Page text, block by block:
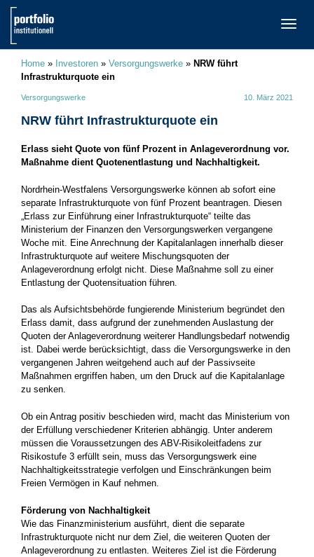
Home » Investoren » Versorgungswerke » NRW führt
Infrastrukturquote ein
Versorgungswerke 10. März 2021
NRW führt Infrastrukturquote ein
Erlass sieht Quote von fünf Prozent in Anlageverordnung vor.
Maßnahme dient Quotenentlastung und Nachhaltigkeit.
Nordrhein-Westfalens Versorgungswerke können ab sofort eine
separate Infrastrukturquote von fünf Prozent beantragen. Diesen
„Erlass zur Einführung einer Infrastrukturquote“ teilte das
Ministerium der Finanzen den Versorgungswerken vergangene
Woche mit. Eine Anrechnung der Kapitalanlagen innerhalb dieser
Infrastrukturquote auf weitere Mischungsquoten der
Anlageverordnung erfolgt nicht. Diese Maßnahme soll zu einer
Entlastung der Quotensituation führen.
Das als Aufsichtsbehörde fungierende Ministerium begründet den
Erlass damit, dass aufgrund der zunehmenden Auslastung der
Quoten der Anlageverordnung weiterer Handlungsbedarf notwendig
ist. Dabei werde berücksichtigt, dass die Versorgungswerke in den
vergangenen Jahren weitgehend auch auf der Passivseite
Maßnahmen ergriffen haben, um den Druck auf die Kapitalanlage
zu senken.
Ob ein Antrag positiv beschieden wird, macht das Ministerium von
der Erfüllung verschiedener Kriterien abhängig. Unter anderem
müssen die Voraussetzungen des ABV-Risikoleitfadens zur
Risikostufe 3 erfüllt sein, muss das Versorgungswerk eine
Nachhaltigkeitsstrategie verfolgen und Einschränkungen beim
Freien Vermögen in Kauf nehmen.
Förderung von Nachhaltigkeit
Wie das Finanzministerium ausführt, dient die separate
Infrastrukturquote nicht nur dem Ziel, die weiteren Quoten der
Anlageverordnung zu entlasten. Weiteres Ziel ist die Förderung